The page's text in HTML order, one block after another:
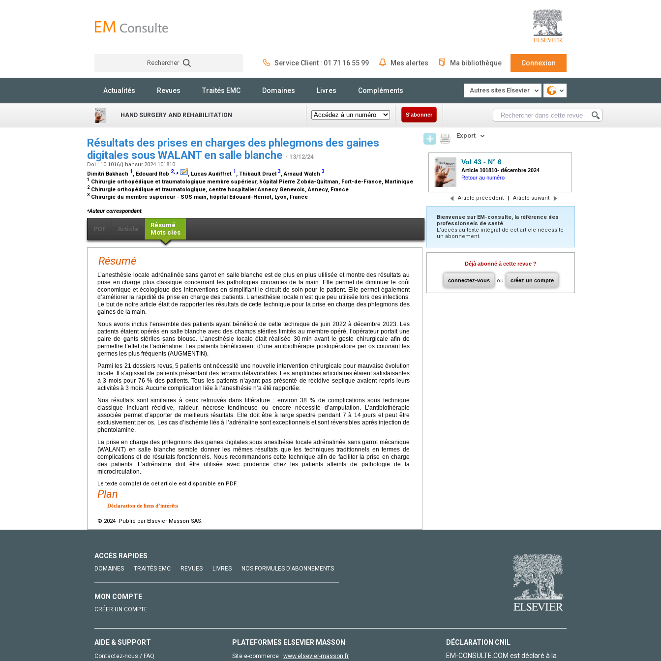
Rechercher Service Client : 01 71 16 55 99 Mes alertes Ma bibliothèque Connexion
Actualités Revues Traités EMC Domaines Livres Compléments Autres sites Elsevier
HAND SURGERY AND REHABILITATION S'abonner
Résultats des prises en charges des phlegmons des gaines
digitales sous WALANT en salle blanche - 13/12/24
Doi : 10.1016/j.hansur.2024.101810
Dimitri Bakhach 1 , Edouard Rob 2,⁎ , Lucas Audiffret 1 , Thibault Druel 3, Arnaud Walch 3
1 Chirurgie orthopédique et traumatologique membre supérieur, hôpital Pierre Zobda-Quitman, Fort-de-France, Martinique
2 Chirurgie orthopédique et traumatologique, centre hospitalier Annecy Genevois, Annecy, France
3 Chirurgie du membre supérieur - SOS main, hôpital Edouard-Herriot, Lyon, France
⁎Auteur correspondant.
PDF Article
Résumé
Mots clés
Résumé
L’anesthésie locale adrénalinée sans garrot en salle blanche est de plus en plus utilisée et montre des résultats au
prise en charge plus classique concernant les pathologies courantes de la main. Elle permet de diminuer le coût
économique et écologique des interventions en simplifiant le circuit de soin pour le patient. Elle permet également
d’améliorer la rapidité de prise en charge des patients. L’anesthésie locale n’est que peu utilisée lors des infections.
Le but de notre article était de rapporter les résultats de cette technique pour la prise en charge des phlegmons des
gaines de la main.
Nous avons inclus l’ensemble des patients ayant bénéficié de cette technique de juin 2022 à décembre 2023. Les
patients étaient opérés en salle blanche avec des champs stériles limités au membre opéré, l’opérateur portait une
paire de gants stériles sans blouse. L’anesthésie locale était réalisée 30 min avant le geste chirurgicale afin de
permettre l’effet de l’adrénaline. Les patients bénéficiaient d’une antibiothérapie postopératoire per os couvrant les
germes les plus fréquents (AUGMENTIN).
Parmi les 21 dossiers revus, 5 patients ont nécessité une nouvelle intervention chirurgicale pour mauvaise évolution
locale. Il s’agissait de patients présentant des terrains défavorables. Les amplitudes articulaires étaient satisfaisantes
à 3 mois pour 76 % des patients. Tous les patients n’ayant pas présenté de récidive septique avaient repris leurs
activités à 3 mois. Aucune complication liée à l’anesthésie n’a été rapportée.
Nos résultats sont similaires à ceux retrouvés dans littérature : environ 38 % de complications sous technique
classique incluant récidive, raideur, nécrose tendineuse ou encore nécessité d’amputation. L’antibiothérapie
associée permet d’apporter de meilleurs résultats. Elle doit être à large spectre pendant 7 à 14 jours et peut être
exclusivement per os. Les cas d’ischémie liés à l’adrénaline sont exceptionnels et sont réversibles après injection de
phentolamine.
La prise en charge des phlegmons des gaines digitales sous anesthésie locale adrénalinée sans garrot mécanique
(WALANT) en salle blanche semble donner les mêmes résultats que les techniques traditionnels en termes de
complications et de résultats fonctionnels. Nous recommandons cette technique afin de faciliter la prise en charge
des patients. L’adrénaline doit être utilisée avec prudence chez les patients atteints de pathologie de la
microcirculation.
Le texte complet de cet article est disponible en PDF.
Plan
Déclaration de liens d’intérêts
© 2024 Publié par Elsevier Masson SAS.
Export
Vol 43 - N° 6
Article 101810- décembre 2024
Retour au numéro
Article précédent | Article suivant
Bienvenue sur EM-consulte, la référence des
professionnels de santé.
L’accès au texte intégral de cet article nécessite
un abonnement.
Déjà abonné à cette revue ?
connectez-vous ou créez un compte
ACCÈS RAPIDES
DOMAINES TRAITÉS EMC REVUES LIVRES NOS FORMULES D'ABONNEMENTS
MON COMPTE
CRÉER UN COMPTE
AIDE & SUPPORT
Contactez-nous / FAQ
PLATEFORMES ELSEVIER MASSON
Site e-commerce : www.elsevier-masson.fr
DÉCLARATION CNIL
EM-CONSULTE.COM est déclaré à la